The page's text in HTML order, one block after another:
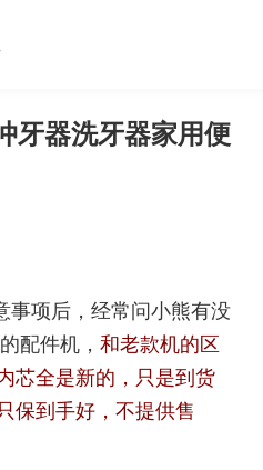
牙器洗牙器家用便
事项后，经常问小熊有没
配件机， 和老款机的区
芯全是新的 ，只是到货
保到手好，不提供售